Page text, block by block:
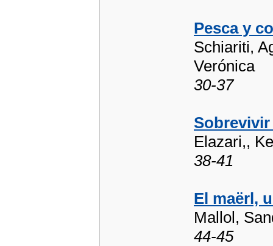
Pesca y
Schiariti,
Verónica
30-37
Elazari,,
38-41
El maërl,
Mallol,
44-45